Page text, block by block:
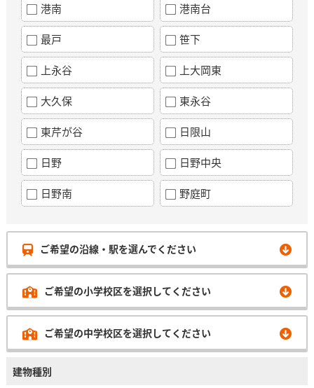
港南 港南台
最戸 笹下
上永谷 上大岡東
大久保 東永谷
東芹が谷 日限山
日野 日野中央
日野南 野庭町
ご希望の沿線・駅を選んでください
ご希望の小学校区を選択してください
ご希望の中学校区を選択してください
建物種別